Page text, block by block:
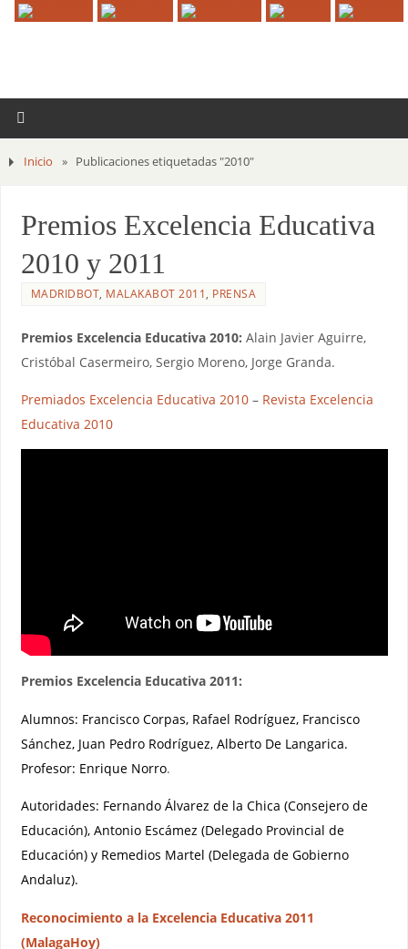
Inicio » Publicaciones etiquetadas "2010"
Premios Excelencia Educativa
2010 y 2011
MADRIDBOT, MALAKABOT 2011, PRENSA
Premios Excelencia Educativa 2010: Alain Javier Aguirre,
Cristóbal Casermeiro, Sergio Moreno, Jorge Granda.
Premiados Excelencia Educativa 2010– Revista Excelencia
Educativa 2010
Premios Excelencia Educativa 2011:
Alumnos: Francisco Corpas, Rafael Rodríguez, Francisco
Sánchez, Juan Pedro Rodríguez, Alberto De Langarica.
Profesor: Enrique Norro.
Autoridades: Fernando Álvarez de la Chica (Consejero de
Educación), Antonio Escámez (Delegado Provincial de
Educación) y Remedios Martel (Delegada de Gobierno
Andaluz).
Reconocimiento a la Excelencia Educativa 2011
(MalagaHoy)